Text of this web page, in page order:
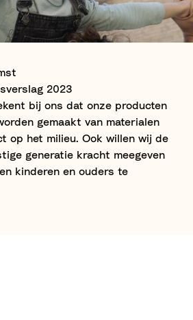
2023
bij ons dat onze producten
gemaakt van materialen
op het milieu. Ook willen wij de
generatie kracht meegeven
kinderen en ouders te